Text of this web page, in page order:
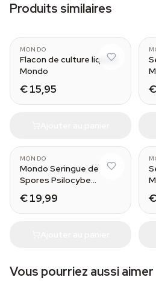
Produits similaires
MONDO
Flacon de culture liquide
Mondo
€ 15,95
MONDO
Mondo Seringue de
Spores Psilocybe
€ 19,99
Vous pourriez aussi aimer